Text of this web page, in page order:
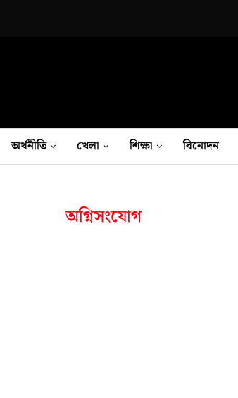
অর্থনীতি খেলা শিক্ষা বিনোদন
অগ্নিসংযোগ